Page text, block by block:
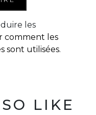
les
comment les
sont utilisées.
LIKE